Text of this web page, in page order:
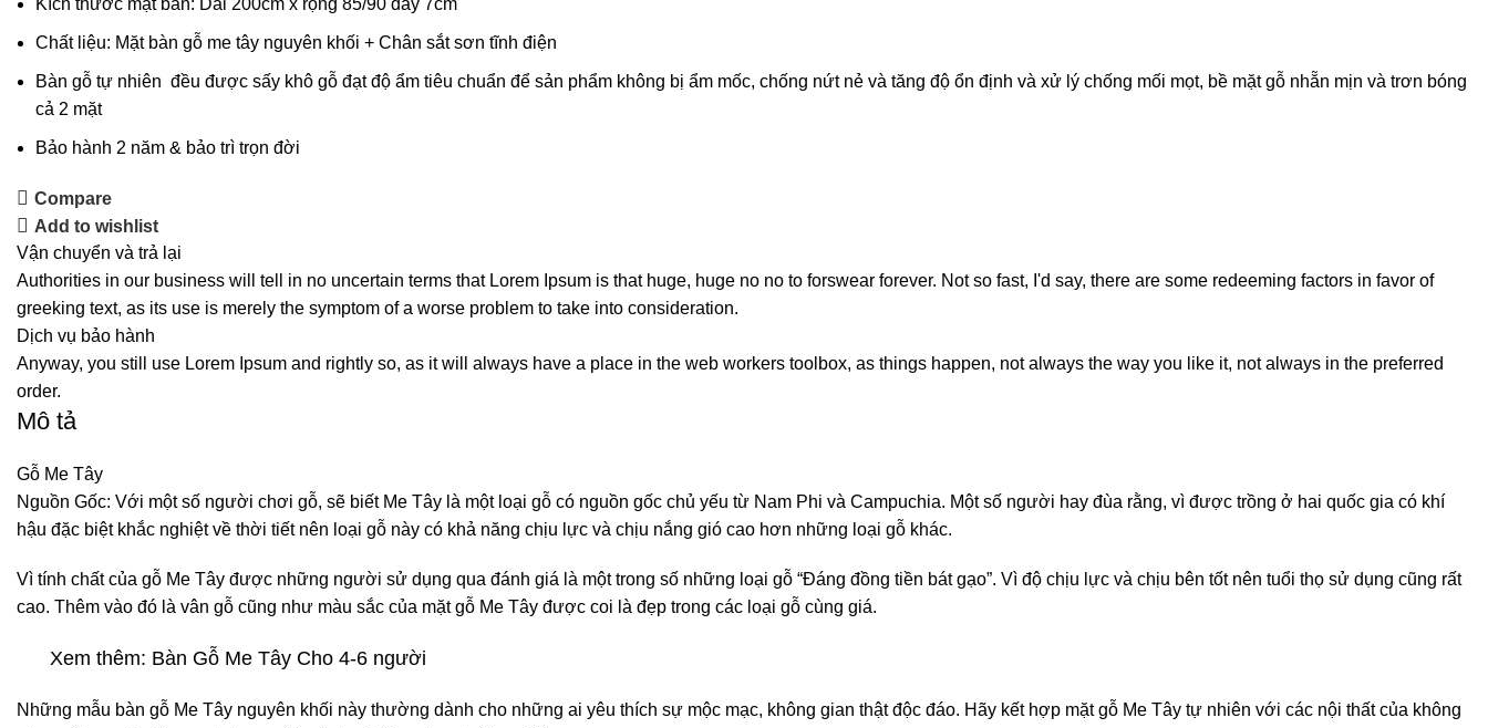
Kích thước mặt bàn: Dài 200cm x rộng 85/90 dày 7cm
Chất liệu: Mặt bàn gỗ me tây nguyên khối + Chân sắt sơn tĩnh điện
Bàn gỗ tự nhiên đều được sấy khô gỗ đạt độ ẩm tiêu chuẩn để sản phẩm không bị ẩm mốc, chống nứt nẻ và tăng độ ổn định và xử lý chống mối mọt, bề mặt gỗ nhẵn mịn và trơn bóng
cả 2 mặt
Bảo hành 2 năm & bảo trì trọn đời
Compare
Add to wishlist
Vận chuyển và trả lại
Authorities in our business will tell in no uncertain terms that Lorem Ipsum is that huge, huge no no to forswear forever. Not so fast, I'd say, there are some redeeming factors in favor of
greeking text, as its use is merely the symptom of a worse problem to take into consideration.
Dịch vụ bảo hành
Anyway, you still use Lorem Ipsum and rightly so, as it will always have a place in the web workers toolbox, as things happen, not always the way you like it, not always in the preferred
order.
Mô tả
Gỗ Me Tây
Nguồn Gốc: Với một số người chơi gỗ, sẽ biết Me Tây là một loại gỗ có nguồn gốc chủ yếu từ Nam Phi và Campuchia. Một số người hay đùa rằng, vì được trồng ở hai quốc gia có khí
hậu đặc biệt khắc nghiệt về thời tiết nên loại gỗ này có khả năng chịu lực và chịu nắng gió cao hơn những loại gỗ khác.
Vì tính chất của gỗ Me Tây được những người sử dụng qua đánh giá là một trong số những loại gỗ “Đáng đồng tiền bát gạo”. Vì độ chịu lực và chịu bên tốt nên tuổi thọ sử dụng cũng rất
cao. Thêm vào đó là vân gỗ cũng như màu sắc của mặt gỗ Me Tây được coi là đẹp trong các loại gỗ cùng giá.
Xem thêm: Bàn Gỗ Me Tây Cho 4-6 người
Những mẫu bàn gỗ Me Tây nguyên khối này thường dành cho những ai yêu thích sự mộc mạc, không gian thật độc đáo. Hãy kết hợp mặt gỗ Me Tây tự nhiên với các nội thất của không